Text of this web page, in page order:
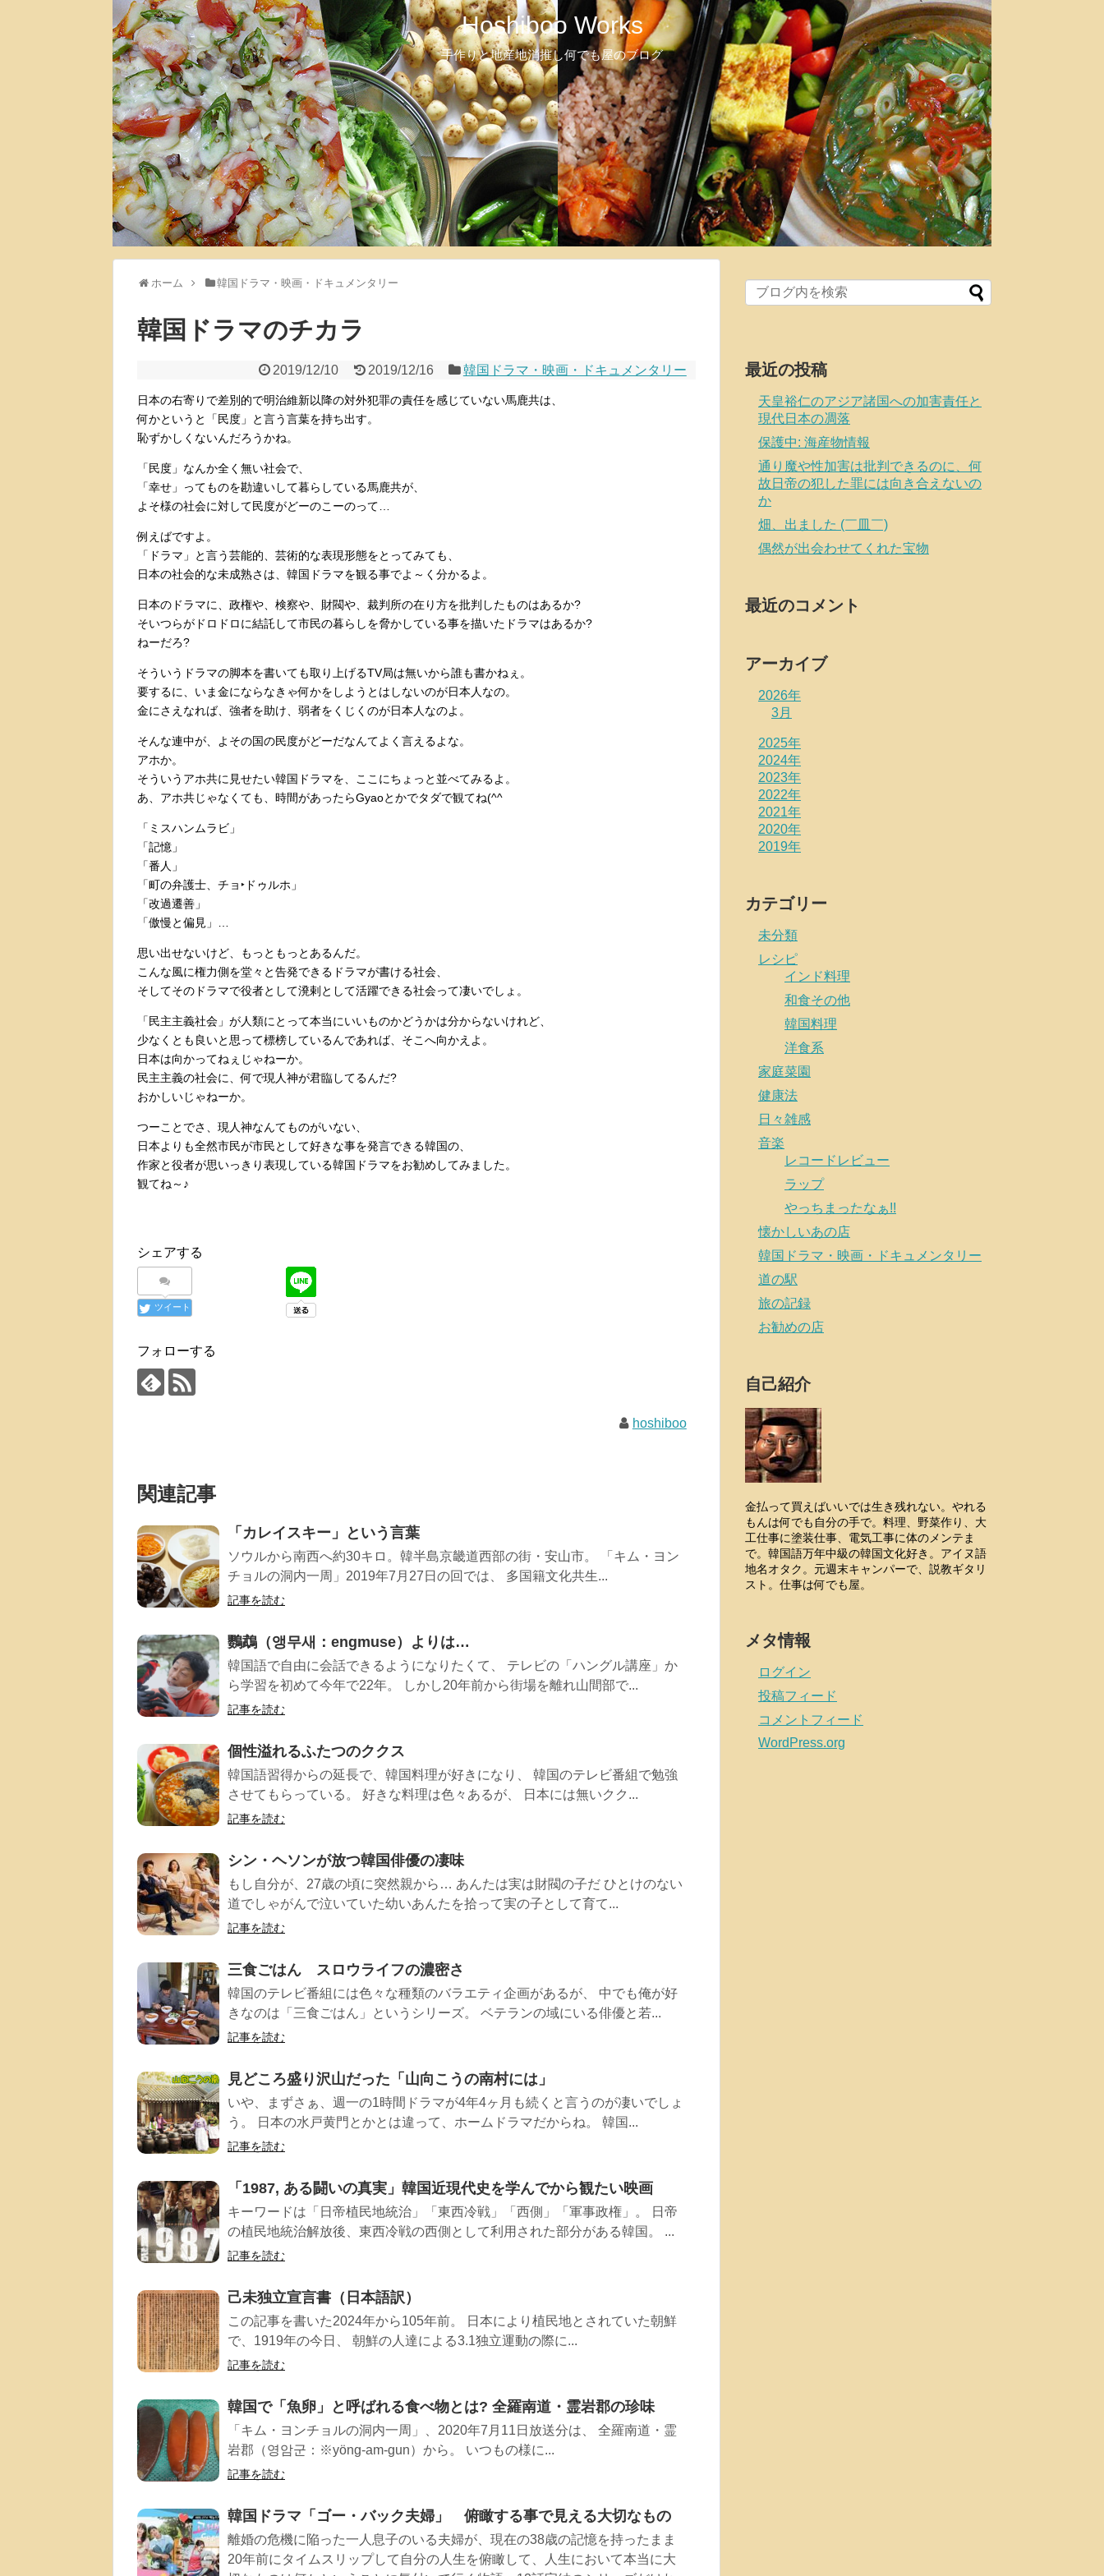
Hoshiboo Works
手作りと地産地消推し何でも屋のブログ
ホーム 韓国ドラマ・映画・ドキュメンタリー
韓国ドラマのチカラ
2019/12/10 2019/12/16 韓国ドラマ・映画・ドキュメンタリー
日本の右寄りで差別的で明治維新以降の対外犯罪の責任を感じていない馬鹿共は、
何かというと「民度」と言う言葉を持ち出す。
恥ずかしくないんだろうかね。
「民度」なんか全く無い社会で、
「幸せ」ってものを勘違いして暮らしている馬鹿共が、
よそ様の社会に対して民度がどーのこーのって…
例えばですよ。
「ドラマ」と言う芸能的、芸術的な表現形態をとってみても、
日本の社会的な未成熟さは、韓国ドラマを観る事でよ～く分かるよ。
日本のドラマに、政権や、検察や、財閥や、裁判所の在り方を批判したものはあるか?
そいつらがドロドロに結託して市民の暮らしを脅かしている事を描いたドラマはあるか?
ねーだろ?
そういうドラマの脚本を書いても取り上げるTV局は無いから誰も書かねぇ。
要するに、いま金にならなきゃ何かをしようとはしないのが日本人なの。
金にさえなれば、強者を助け、弱者をくじくのが日本人なのよ。
そんな連中が、よその国の民度がどーだなんてよく言えるよな。
アホか。
そういうアホ共に見せたい韓国ドラマを、ここにちょっと並べてみるよ。
あ、アホ共じゃなくても、時間があったらGyaoとかでタダで観てね(^^
「ミスハンムラビ」
「記憶」
「番人」
「町の弁護士、チョ‣ドゥルホ」
「改過遷善」
「傲慢と偏見」…
思い出せないけど、もっともっとあるんだ。
こんな風に権力側を堂々と告発できるドラマが書ける社会、
そしてそのドラマで役者として溌剌として活躍できる社会って凄いでしょ。
「民主主義社会」が人類にとって本当にいいものかどうかは分からないけれど、
少なくとも良いと思って標榜しているんであれば、そこへ向かえよ。
日本は向かってねぇじゃねーか。
民主主義の社会に、何で現人神が君臨してるんだ?
おかしいじゃねーか。
つーことでさ、現人神なんてものがいない、
日本よりも全然市民が市民として好きな事を発言できる韓国の、
作家と役者が思いっきり表現している韓国ドラマをお勧めしてみました。
観てね～♪
シェアする
ツイート
フォローする
hoshiboo
関連記事
「カレイスキー」という言葉
ソウルから南西へ約30キロ。韓半島京畿道西部の街・安山市。 「キム・ヨン
チョルの洞内一周」2019年7月27日の回では、 多国籍文化共生...
記事を読む
鸚鵡（앵무새：engmuse）よりは…
韓国語で自由に会話できるようになりたくて、 テレビの「ハングル講座」か
ら学習を初めて今年で22年。 しかし20年前から街場を離れ山間部で...
記事を読む
個性溢れるふたつのククス
韓国語習得からの延長で、韓国料理が好きになり、 韓国のテレビ番組で勉強
させてもらっている。 好きな料理は色々あるが、 日本には無いクク...
記事を読む
シン・ヘソンが放つ韓国俳優の凄味
もし自分が、27歳の頃に突然親から… あんたは実は財閥の子だ ひとけのない
道でしゃがんで泣いていた幼いあんたを拾って実の子として育て...
記事を読む
三食ごはん スロウライフの濃密さ
韓国のテレビ番組には色々な種類のバラエティ企画があるが、 中でも俺が好
きなのは「三食ごはん」というシリーズ。 ベテランの域にいる俳優と若...
記事を読む
見どころ盛り沢山だった「山向こうの南村には」
いや、まずさぁ、週一の1時間ドラマが4年4ヶ月も続くと言うのが凄いでしょ
う。 日本の水戸黄門とかとは違って、ホームドラマだからね。 韓国...
記事を読む
「1987, ある闘いの真実」韓国近現代史を学んでから観たい映画
キーワードは「日帝植民地統治」「東西冷戦」「西側」「軍事政権」。 日帝
の植民地統治解放後、東西冷戦の西側として利用された部分がある韓国。 ...
記事を読む
己未独立宣言書（日本語訳）
この記事を書いた2024年から105年前。 日本により植民地とされていた朝鮮
で、1919年の今日、 朝鮮の人達による3.1独立運動の際に...
記事を読む
韓国で「魚卵」と呼ばれる食べ物とは? 全羅南道・霊岩郡の珍味
「キム・ヨンチョルの洞内一周」、2020年7月11日放送分は、 全羅南道・霊
岩郡（영암군：※yöng-am-gun）から。 いつもの様に...
記事を読む
韓国ドラマ「ゴー・バック夫婦」 俯瞰する事で見える大切なもの
離婚の危機に陥った一人息子のいる夫婦が、現在の38歳の記憶を持ったまま
20年前にタイムスリップして自分の人生を俯瞰して、人生において本当に大
最近の投稿
天皇裕仁のアジア諸国への加害責任と
現代日本の凋落
保護中: 海産物情報
通り魔や性加害は批判できるのに、何
故日帝の犯した罪には向き合えないの
か
畑、出ました (￣皿￣)
偶然が出会わせてくれた宝物
最近のコメント
アーカイブ
2026年
3月
2025年
2024年
2023年
2022年
2021年
2020年
2019年
カテゴリー
未分類
レシピ
インド料理
和食その他
韓国料理
洋食系
家庭菜園
健康法
日々雑感
音楽
レコードレビュー
ラップ
やっちまったなぁ!!
懐かしいあの店
韓国ドラマ・映画・ドキュメンタリー
道の駅
旅の記録
お勧めの店
自己紹介
金払って買えばいいでは生き残れない。やれる
もんは何でも自分の手で。料理、野菜作り、大
工仕事に塗装仕事、電気工事に体のメンテま
で。韓国語万年中級の韓国文化好き。アイヌ語
地名オタク。元週末キャンパーで、説教ギタリ
スト。仕事は何でも屋。
メタ情報
ログイン
投稿フィード
コメントフィード
WordPress.org